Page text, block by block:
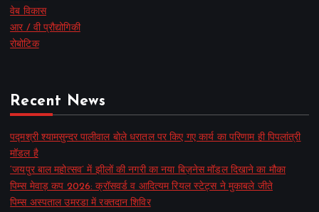
वेब विकास
आर / वी प्रौद्योगिकी
रोबोटिक
Recent News
पद्मश्री श्यामसुन्दर पालीवाल बोले धरातल पर किए गए कार्य का परिणाम ही पिपलांत्री
मॉडल है
‘जयपुर बाल महोत्सव’ में झीलों की नगरी का नया बिज़नेस मॉडल दिखाने का मौका
पिम्स मेवाड़ कप 2026: क्रॉसवर्ड व आदित्यम रियल स्टेट्स ने मुकाबले जीते
पिम्स अस्पताल उमरडा में रक्तदान शिविर